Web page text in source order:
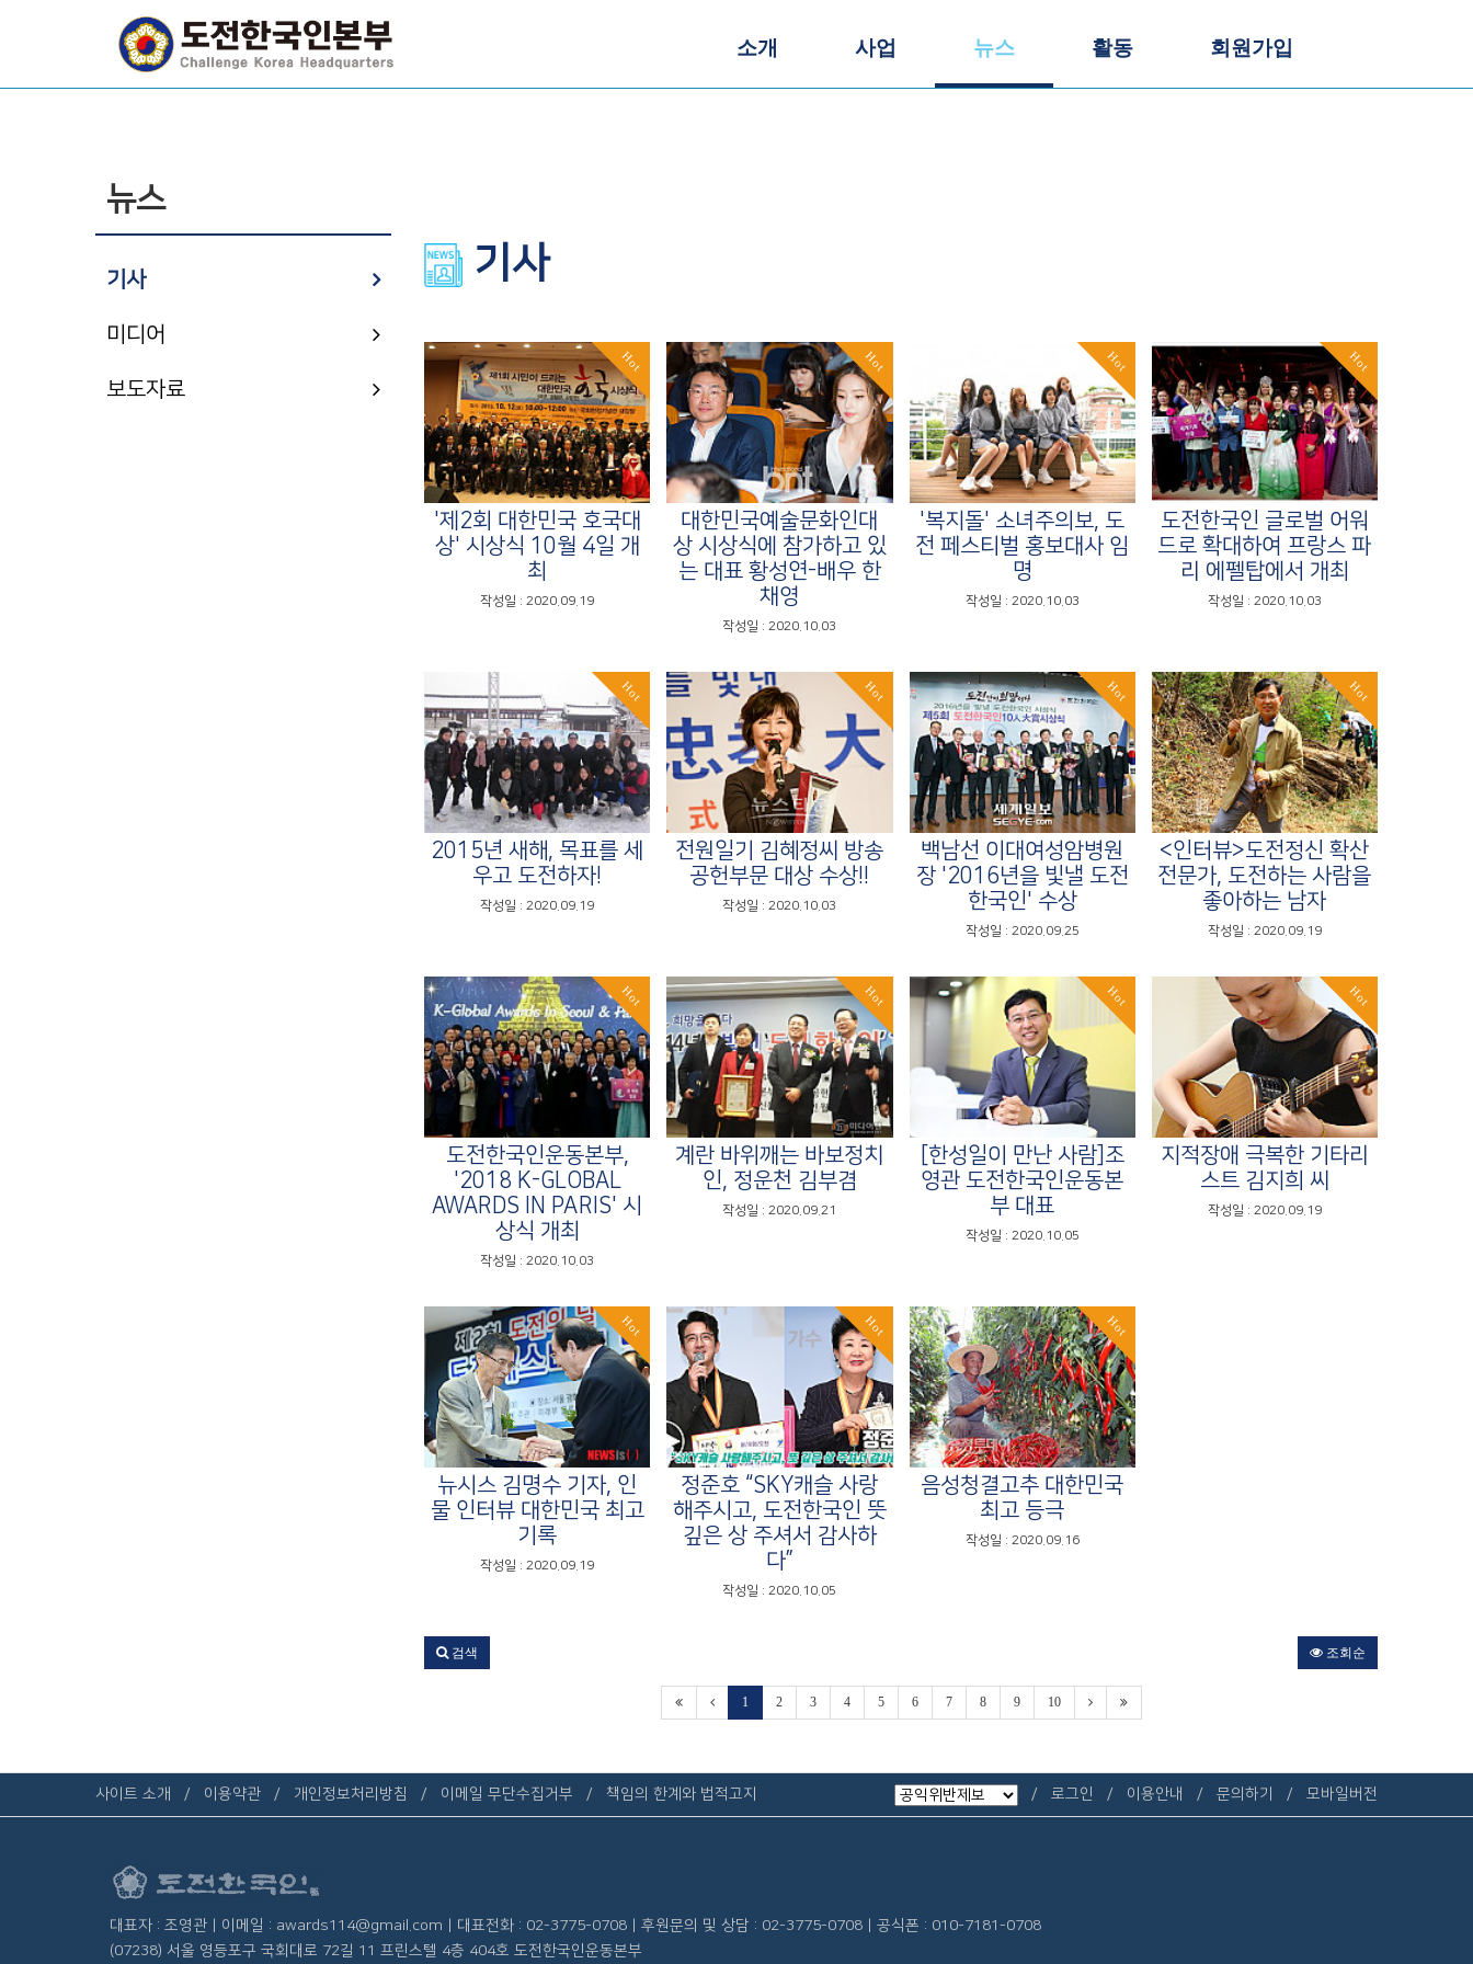
소개 사업 뉴스 활동 회원가입
기사
Hot
'제2회 대한민국 호국대
상' 시상식 10월 4일 개
최
작성일 : 2020.09.19
Hot
대한민국예술문화인대
상 시상식에 참가하고 있
는 대표 황성연-배우 한
채영
작성일 : 2020.10.03
Hot
'복지돌' 소녀주의보, 도
전 페스티벌 홍보대사 임
명
작성일 : 2020.10.03
Hot
도전한국인 글로벌 어워
드로 확대하여 프랑스 파
리 에펠탑에서 개최
작성일 : 2020.10.03
Hot
2015년 새해, 목표를 세
우고 도전하자!
작성일 : 2020.09.19
Hot
전원일기 김혜정씨 방송
공헌부문 대상 수상!!
작성일 : 2020.10.03
Hot
백남선 이대여성암병원
장 '2016년을 빛낼 도전
한국인' 수상
작성일 : 2020.09.25
Hot
<인터뷰>도전정신 확산
전문가, 도전하는 사람을
좋아하는 남자
작성일 : 2020.09.19
Hot
도전한국인운동본부,
'2018 K-GLOBAL
AWARDS IN PARIS' 시
상식 개최
작성일 : 2020.10.03
Hot
계란 바위깨는 바보정치
인, 정운천 김부겸
작성일 : 2020.09.21
Hot
[한성일이 만난 사람]조
영관 도전한국인운동본
부 대표
작성일 : 2020.10.05
Hot
지적장애 극복한 기타리
스트 김지희 씨
작성일 : 2020.09.19
Hot
뉴시스 김명수 기자, 인
물 인터뷰 대한민국 최고
기록
작성일 : 2020.09.19
Hot
정준호 “SKY캐슬 사랑
해주시고, 도전한국인 뜻
깊은 상 주셔서 감사하
다”
작성일 : 2020.10.05
Hot
음성청결고추 대한민국
최고 등극
작성일 : 2020.09.16
조회순
검색
1 2 3 4 5 6 7 8 9 10
뉴스
기사
미디어
보도자료
사이트 소개 이용약관 개인정보처리방침 이메일 무단수집거부 책임의 한계와 법적고지 로그인 이용안내 문의하기 모바일버전
대표자 : 조영관 | 이메일 : awards114@gmail.com | 대표전화 : 02-3775-0708 | 후원문의 및 상담 : 02-3775-0708 | 공식폰 : 010-7181-0708
(07238) 서울 영등포구 국회대로 72길 11 프린스텔 4층 404호 도전한국인운동본부